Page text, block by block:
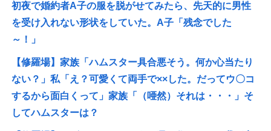
初夜で婚約者A子の服を脱がせてみたら、先天的に男性
を受け入れない形状をしていた。A子「残念でした
～！」
【修羅場】家族「ハムスター具合悪そう。何か心当たり
ない？」私「え？可愛くて両手で××した。だってウ〇コ
するから面白くって」家族「（唖然）それは・・・」そ
してハムスターは？